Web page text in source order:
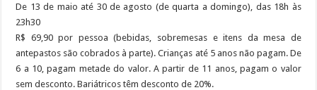
De 13 de maio até 30 de agosto (de quarta a domingo), das 18h às
23h30
R$ 69,90 por pessoa (bebidas, sobremesas e itens da mesa de
antepastos são cobrados à parte). Crianças até 5 anos não pagam. De
6 a 10, pagam metade do valor. A partir de 11 anos, pagam o valor
sem desconto. Bariátricos têm desconto de 20%.